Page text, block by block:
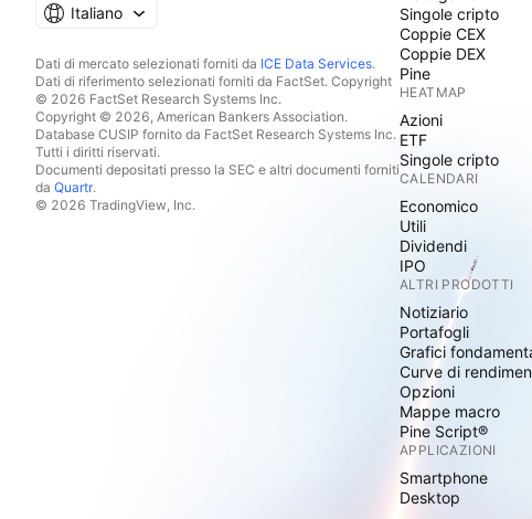
Italiano
Dati di mercato selezionati forniti da ICE Data Services.
Dati di riferimento selezionati forniti da FactSet. Copyright
© 2026 FactSet Research Systems Inc.
Copyright © 2026, American Bankers Association.
Database CUSIP fornito da FactSet Research Systems Inc.
Tutti i diritti riservati.
Documenti depositati presso la SEC e altri documenti forniti
da Quartr.
© 2026 TradingView, Inc.
Singole cripto
Coppie CEX
Coppie DEX
Pine
HEATMAP
Azioni
ETF
Singole cripto
CALENDARI
Economico
Utili
Dividendi
IPO
ALTRI PRODOTTI
Notiziario
Portafogli
Grafici
Curve di
Opzioni
Mappe macro
Pine Script®
APPLICAZIONI
Smartphone
Desktop